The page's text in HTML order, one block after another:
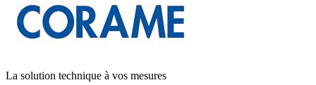
La solution technique à vos mesures